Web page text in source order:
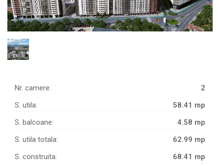
Nr. camere:
2
S. utila:
58.41 mp
S. balcoane:
4.58 mp
S. utila totala:
62.99 mp
S. construita:
68.41 mp